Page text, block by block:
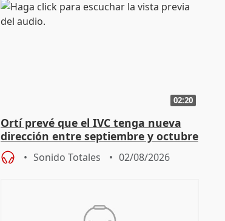
02:20
Ortí prevé que el IVC tenga nueva
dirección entre septiembre y octubre
Sonido Totales 02/08/2026